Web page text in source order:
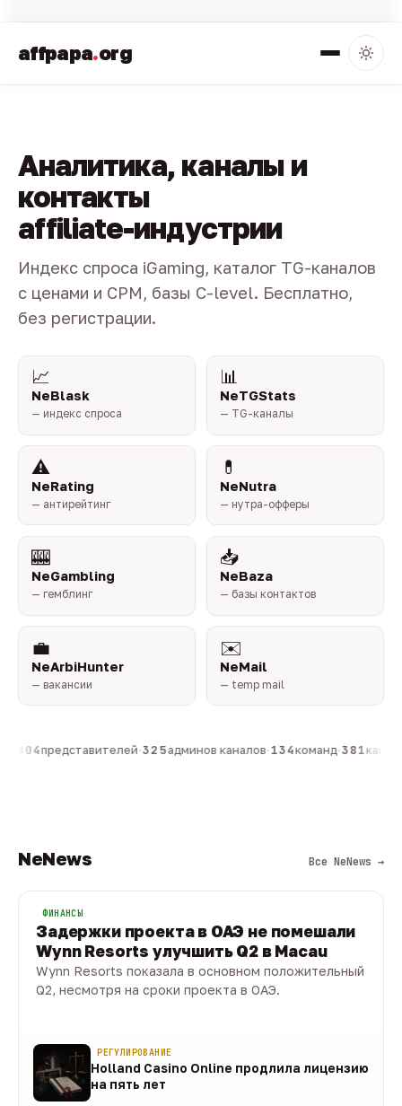
affpapa.org
Аналитика, каналы и
контакты
affiliate-индустрии
Индекс спроса iGaming, каталог TG-каналов
с ценами и CPM, базы C-level. Бесплатно,
без регистрации.
📈
NeBlask
— индекс спроса
📊
NeTGStats
— TG-каналы
⚠️
NeRating
— антирейтинг
💊
NeNutra
— нутра-офферы
🎰
NeGambling
— гемблинг
📥
NeBaza
— базы контактов
💼
NeArbiHunter
— вакансии
✉️
NeMail
— temp mail
804представителей·325админов каналов·134команд·381
NeNews Все NeNews →
ФИНАНСЫ
Задержки проекта в ОАЭ не помешали
Wynn Resorts улучшить Q2 в Macau
Wynn Resorts показала в основном положительный
Q2, несмотря на сроки проекта в ОАЭ.
РЕГУЛИРОВАНИЕ
Holland Casino Online продлила лицензию
на пять лет